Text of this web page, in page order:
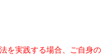
を実践する場合、ご自身の